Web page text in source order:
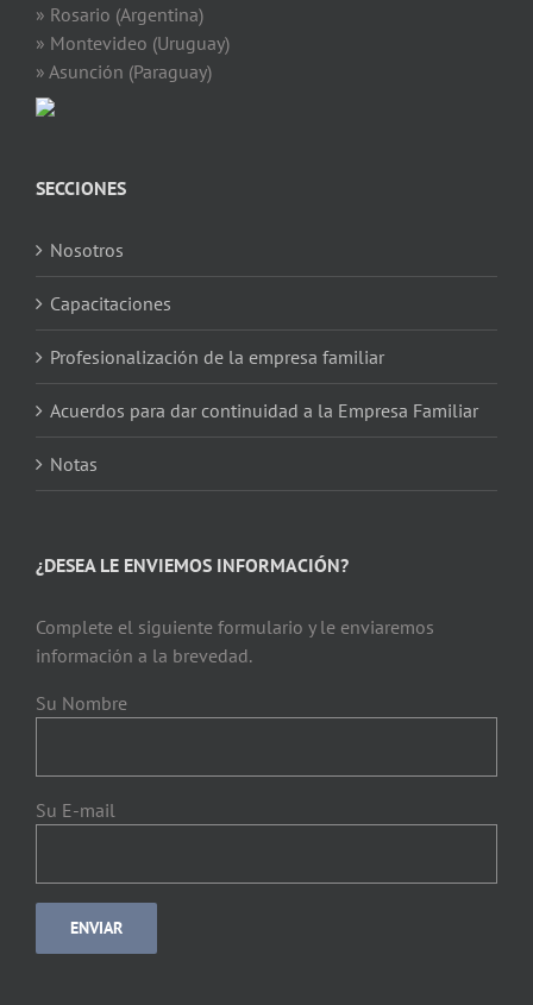
» Rosario (Argentina)
» Montevideo (Uruguay)
» Asunción (Paraguay)
SECCIONES
Nosotros
Capacitaciones
Profesionalización de la empresa familiar
Acuerdos para dar continuidad a la Empresa Familiar
Notas
¿DESEA LE ENVIEMOS INFORMACIÓN?
Complete el siguiente formulario y le enviaremos
información a la brevedad.
Su Nombre
Su E-mail